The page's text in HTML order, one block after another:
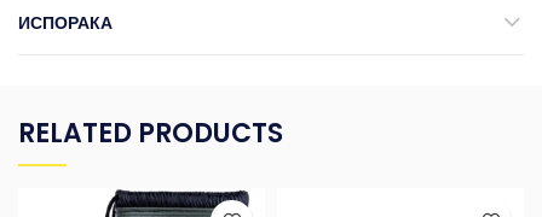
ИСПОРАКА
RELATED PRODUCTS